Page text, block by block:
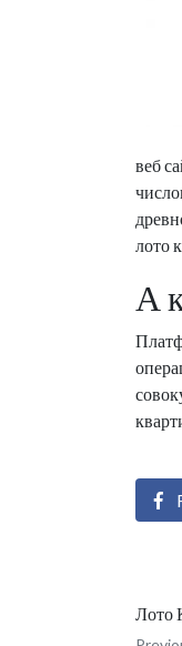
веб
лото
А
Лото